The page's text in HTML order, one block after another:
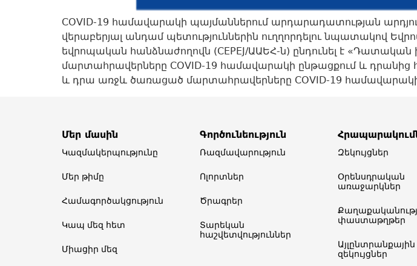
COVID-19 համավարակի պայմաններում արդարադատության
վերաբերյալ անդամ պետություններին ուղղորդելու նպատակով
եվրոպական հանձնաժողովն (CEPEJ/ԱԱԵՀ-ն) ընդունել է
մարտահրավերները COVID-19 համավարակի ընթացքում և
և դրա առջև ծառացած մարտահրավերները COVID-19
Մեր մասին
Կազմակերպությունը
Մեր թիմը​
Համագործակցություն
Կապ մեզ հետ
Միացիր մեզ
Գործունեություն
Ռազմավարություն
Ոլորտներ​
Ծրագրեր
Տարեկան
հաշվետվություններ​
Զեկույցներ
Օրենսդրական
առաջարկներ
փաստաթղթեր
Այլընտրանքային
զեկույցներ